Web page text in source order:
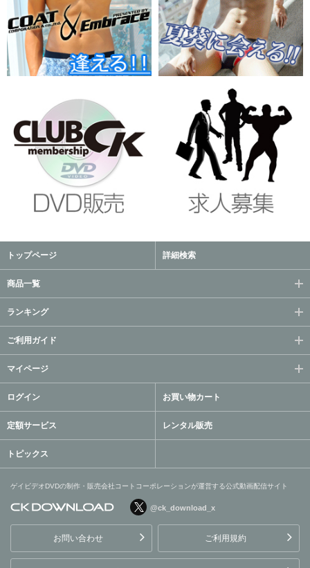
トップページ 詳細検索
商品一覧
ランキング
ご利用ガイド
マイページ
ログイン お買い物カート
定額サービス レンタル販売
トピックス
ゲイビデオDVDの制作・販売会社コートコーポレーションが運営する公式動画配信サイト
ョンが運営する公式動画配
信サイト
@ck_download_x
お問い合わせ ご利用規約